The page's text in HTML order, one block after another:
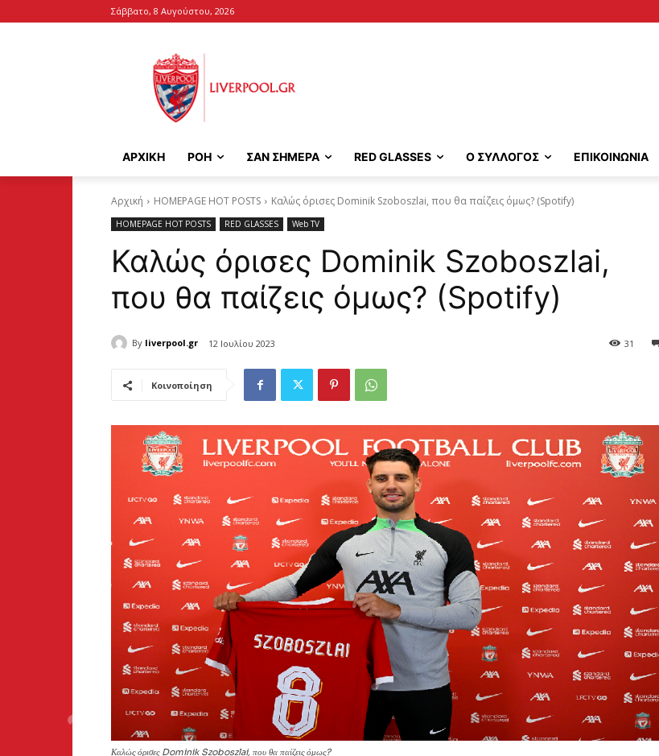
Σάββατο, 8 Αυγούστου, 2026
ΑΡΧΙΚΉ ΡΟΗ ΣΑΝ ΣΗΜΕΡΑ RED GLASSES Ο ΣΥΛΛΟΓΟΣ ΕΠΙΚΟΙΝΩΝΙΑ
Αρχική HOMEPAGE HOT POSTS Καλώς όρισες Dominik Szoboszlai, που θα παίζεις όμως? (Spotify)
HOMEPAGE HOT POSTS RED GLASSES Web TV
Καλώς όρισες Dominik Szoboszlai,
που θα παίζεις όμως? (Spotify)
By liverpool.gr 12 Ιουλίου 2023 31
Κοινοποίηση
Καλώς όρισες Dominik Szoboszlai, που θα παίζεις όμως?